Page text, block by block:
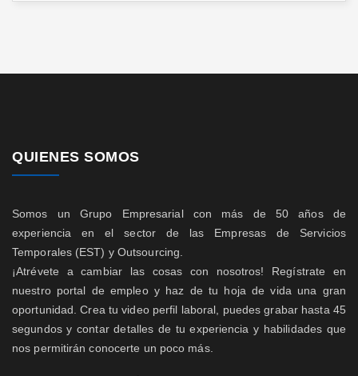
QUIENES SOMOS
Somos un Grupo Empresarial con más de 50 años de
experiencia en el sector de las Empresas de Servicios
Temporales (EST) y Outsourcing.
¡Atrévete a cambiar las cosas con nosotros! Regístrate en
nuestro portal de empleo y haz de tu hoja de vida una gran
oportunidad. Crea tu video perfil laboral, puedes grabar hasta 45
segundos y contar detalles de tu experiencia y habilidades que
nos permitirán conocerte un poco más.